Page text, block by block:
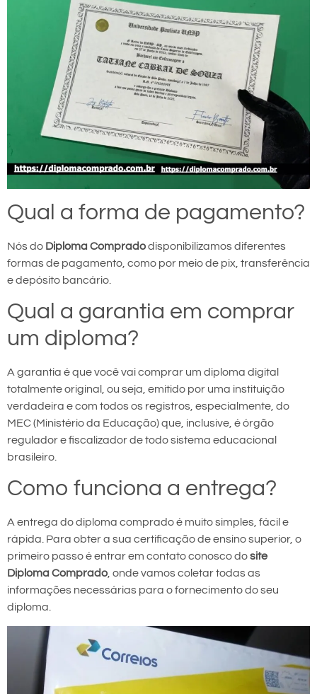
Qual a forma de pagamento?
Nós do Diploma Compradodisponibilizamos diferentes
formas de pagamento, como por meio de pix, transferência
e depósito bancário.
Qual a garantia em comprar
um diploma?
A garantia é que você vai comprar um diploma digital
totalmente original, ou seja, emitido por uma instituição
verdadeira e com todos os registros, especialmente, do
MEC (Ministério da Educação) que, inclusive, é órgão
regulador e fiscalizador de todo sistema educacional
brasileiro.
Como funciona a entrega?
A entrega do diploma comprado é muito simples, fácil e
rápida. Para obter a sua certificação de ensino superior, o
primeiro passo é entrar em contato conosco dosite
Diploma Comprado, onde vamos coletar todas as
informações necessárias para o fornecimento do seu
diploma.